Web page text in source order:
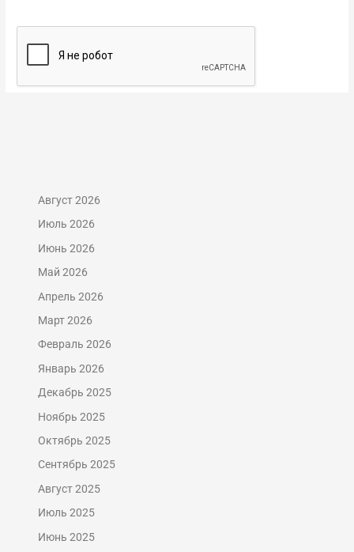
Август 2026
Июль 2026
Июнь 2026
Май 2026
Апрель 2026
Март 2026
Февраль 2026
Январь 2026
Декабрь 2025
Ноябрь 2025
Октябрь 2025
Сентябрь 2025
Август 2025
Июль 2025
Июнь 2025